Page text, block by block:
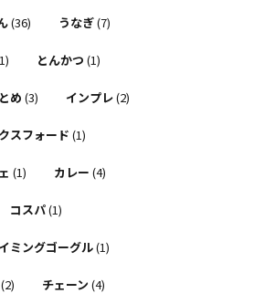
(36) うなぎ(7)
とんかつ (1)
め (3) インプレ(2)
スフォード (1)
(1) カレー (4)
コスパ(1)
ミングゴーグル(1)
(2) チェーン (4)